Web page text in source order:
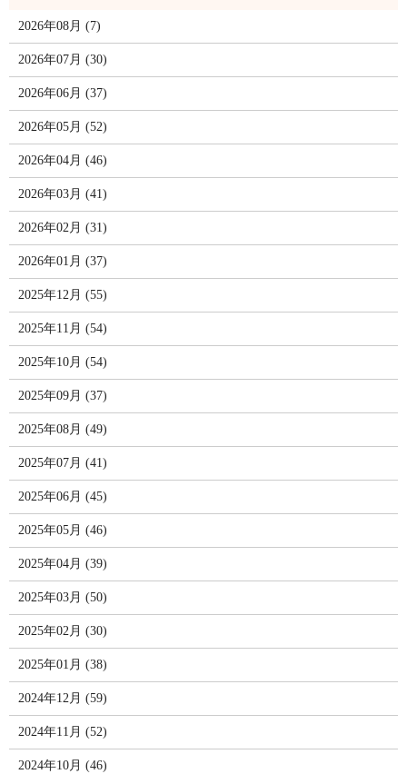
2026年08月 (7)
2026年07月 (30)
2026年06月 (37)
2026年05月 (52)
2026年04月 (46)
2026年03月 (41)
2026年02月 (31)
2026年01月 (37)
2025年12月 (55)
2025年11月 (54)
2025年10月 (54)
2025年09月 (37)
2025年08月 (49)
2025年07月 (41)
2025年06月 (45)
2025年05月 (46)
2025年04月 (39)
2025年03月 (50)
2025年02月 (30)
2025年01月 (38)
2024年12月 (59)
2024年11月 (52)
2024年10月 (46)